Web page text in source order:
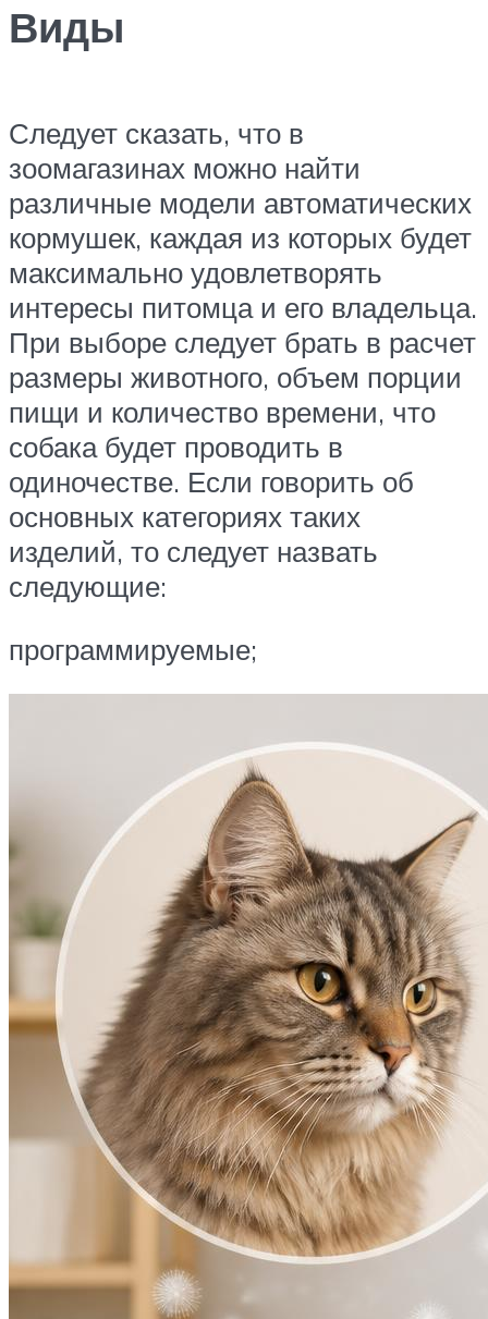
Виды
Следует сказать, что в
зоомагазинах можно найти
различные модели автоматических
кормушек, каждая из которых будет
максимально удовлетворять
интересы питомца и его владельца.
При выборе следует брать в расчет
размеры животного, объем порции
пищи и количество времени, что
собака будет проводить в
одиночестве. Если говорить об
основных категориях таких
изделий, то следует назвать
следующие:
программируемые;